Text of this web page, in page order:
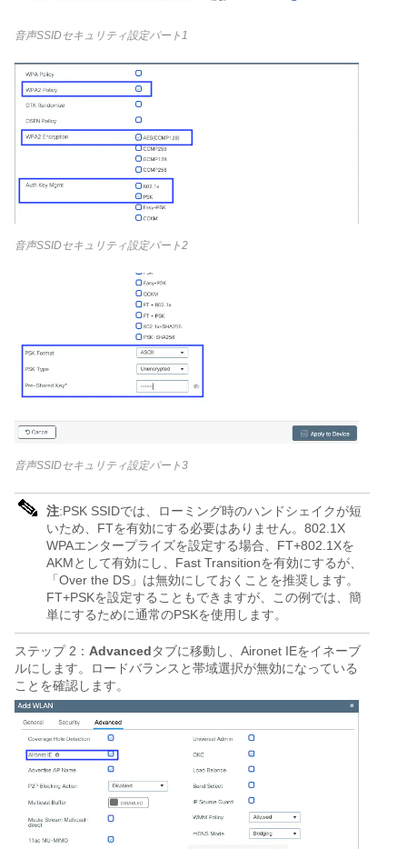
音声SSIDセキュリティ設定パート1
音声SSIDセキュリティ設定パート2
音声SSIDセキュリティ設定パート3
注:PSK SSIDでは、ローミング時のハンドシェイクが短
いため、FTを有効にする必要はありません。802.1X
WPAエンタープライズを設定する場合、FT+802.1Xを
AKMとして有効にし、Fast Transitionを有効にするが、
「Over the DS」は無効にしておくことを推奨します。
FT+PSKを設定することもできますが、この例では、簡
単にするために通常のPSKを使用します。
ステップ 2： Advancedタブに移動し、Aironet IEをイネーブ
ルにします。ロードバランスと帯域選択が無効になっている
ことを確認します。